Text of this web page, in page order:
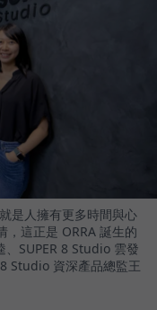
是人擁有更多時間與心
，這正是 ORRA 誕生的
SUPER 8 Studio 雲發
Studio 資深產品總監王